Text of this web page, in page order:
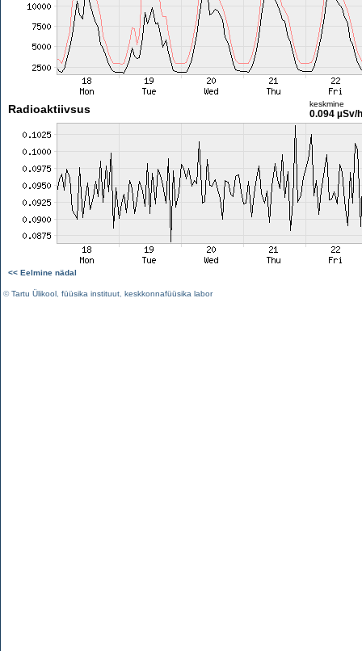
Radioaktiivsus keskmine
0.094 µSv/h
<< Eelmine nädal
©Tartu Ülikool füüsika instituut keskkonnafüüsika labor